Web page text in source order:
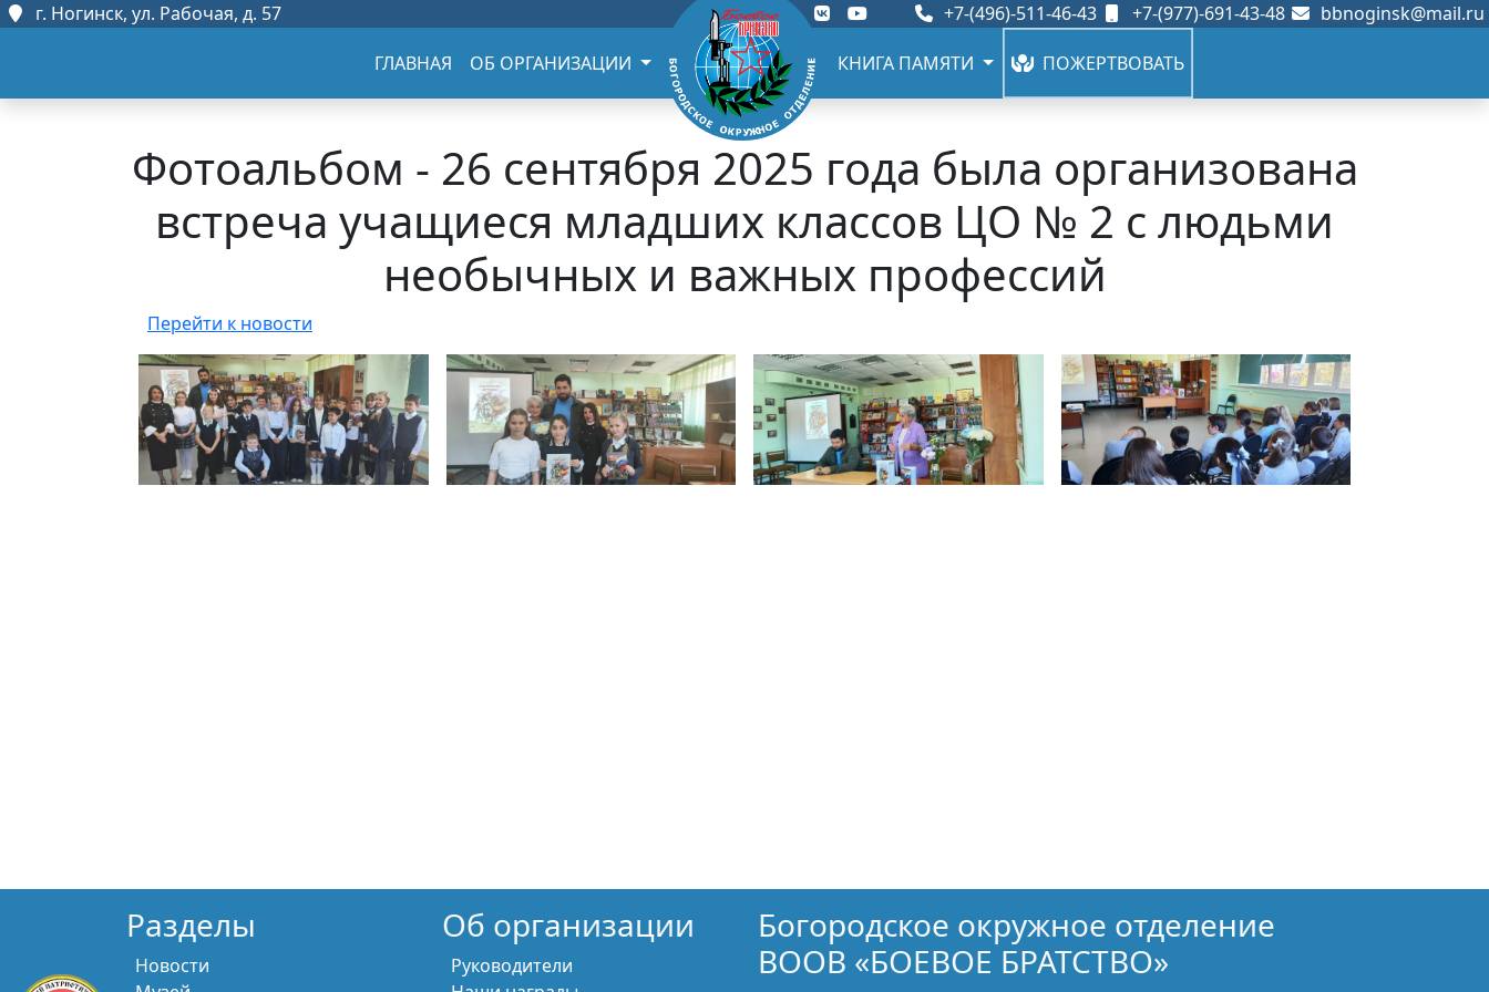
г. Ногинск, ул. Рабочая, д. 57 +7-(496)-511-46-43 +7-(977)-691-43-48 bbnoginsk@mail.ru
ГЛАВНАЯ ОБ ОРГАНИЗАЦИИ КНИГА ПАМЯТИ ПОЖЕРТВОВАТЬ
Фотоальбом - 26 сентября 2025 года была организована
встреча учащиеся младших классов ЦО № 2 с людьми
необычных и важных профессий
Перейти к новости
Разделы
Новости
Об организации
Руководители
Богородское окружное отделение
ВООВ «БОЕВОЕ БРАТСТВО»